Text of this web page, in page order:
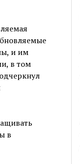
и им
в том
в